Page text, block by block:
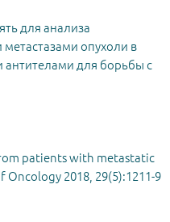
для анализа
опухоли в
антителами для борьбы с
patients with metastatic
2018, 29(5):1211-9